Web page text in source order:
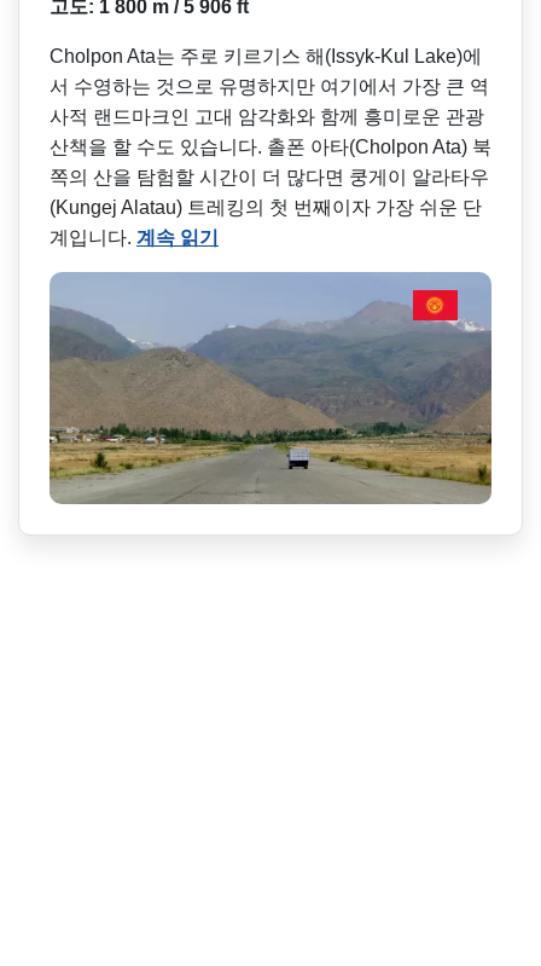
고도: 1 800 m / 5 906 ft
Cholpon Ata는 주로 키르기스 해(Issyk-Kul Lake)에
서 수영하는 것으로 유명하지만 여기에서 가장 큰 역
사적 랜드마크인 고대 암각화와 함께 흥미로운 관광
산책을 할 수도 있습니다. 촐폰 아타(Cholpon Ata) 북
쪽의 산을 탐험할 시간이 더 많다면 쿵게이 알라타우
(Kungej Alatau) 트레킹의 첫 번째이자 가장 쉬운 단
계입니다. 계속 읽기